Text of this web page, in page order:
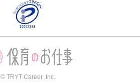
© TRYT Career ,Inc.